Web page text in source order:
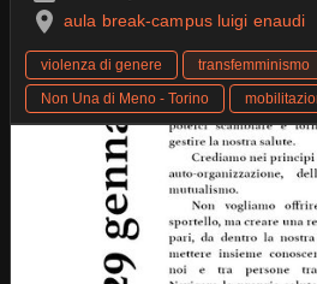
aula break-campus luigi enaudi
violenza di genere
transfemminismo
Non Una di Meno - Torino